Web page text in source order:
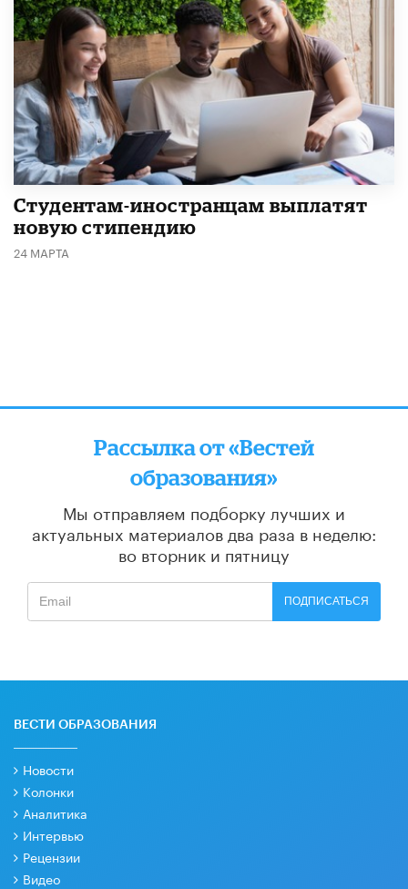
Студентам-иностранцам выплатят
новую стипендию
24 МАРТА
Рассылка от «Вестей
образования»
Мы отправляем подборку лучших и
актуальных материалов два раза в неделю:
во вторник и пятницу
ПОДПИСАТЬСЯ
ВЕСТИ ОБРАЗОВАНИЯ
Новости
Колонки
Аналитика
Интервью
Рецензии
Видео